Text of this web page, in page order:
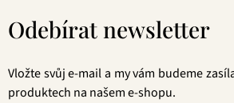
Odebírat newsletter
Vložte svůj e-mail a my vám budeme
produktech na našem e-shopu.